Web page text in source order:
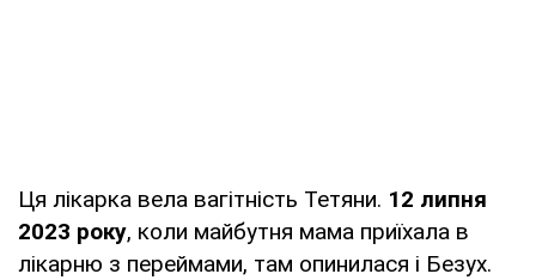
Ця лікарка вела вагітність Тетяни. 12 липня
2023 року, коли майбутня мама приїхала в
лікарню з переймами, там опинилася і Безух.